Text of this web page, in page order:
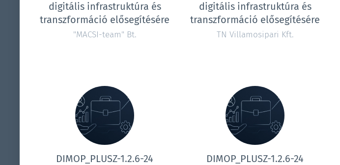
digitális infrastruktúra és
transzformáció elősegítésére
"MACSI-team" Bt.
digitális infrastruktúra és
transzformáció elősegítésére
TN Villamosipari Kft.
DIMOP_PLUSZ-1.2.6-24
DIMOP_PLUSZ-1.2.6-24